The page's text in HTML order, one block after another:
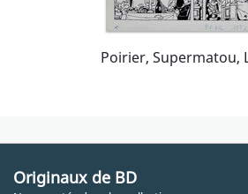
Originaux de BD